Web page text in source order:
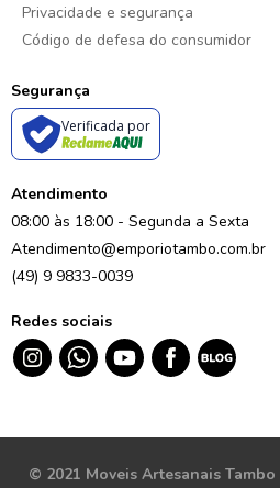
Privacidade e segurança
Código de defesa do consumidor
Segurança
Verificada por
Atendimento
08:00 às 18:00 - Segunda a Sexta
Atendimento@emporiotambo.com.br
(49) 9 9833-0039
Redes sociais
© 2021 Moveis Artesanais